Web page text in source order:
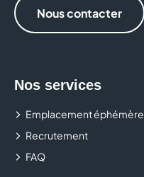
Nous contacter
Nos services
Emplacement éphémère
Recrutement
FAQ